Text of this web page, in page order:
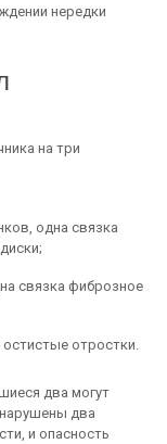
нередки
на три
одна связка
связка фиброзное
отростки.
два могут
два
и опасность